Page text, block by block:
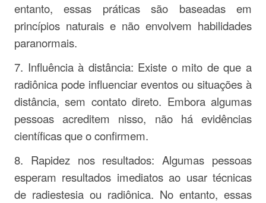
entanto, essas práticas são baseadas em
princípios naturais e não envolvem habilidades
paranormais.
7. Influência à distância: Existe o mito de que a
radiônica pode influenciar eventos ou situações à
distância, sem contato direto. Embora algumas
pessoas acreditem nisso, não há evidências
científicas que o confirmem.
8. Rapidez nos resultados: Algumas pessoas
esperam resultados imediatos ao usar técnicas
de radiestesia ou radiônica. No entanto, essas